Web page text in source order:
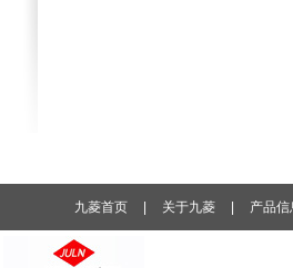
九菱首页 关于九菱 产品信